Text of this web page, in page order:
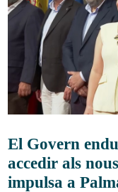
El Govern
accedir als
impulsa a